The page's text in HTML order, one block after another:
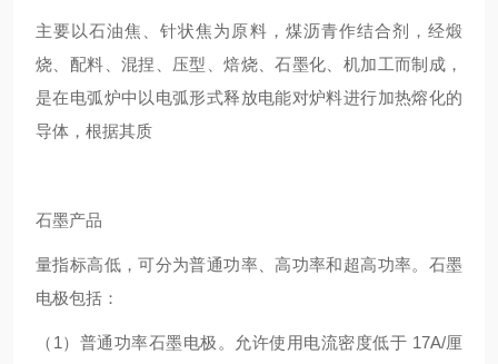
主要以石油焦、针状焦为原料，煤沥青作结合剂，经煅
烧、配料、混捏、压型、焙烧、石墨化、机加工而制成，
是在电弧炉中以电弧形式释放电能对炉料进行加热熔化的
导体，根据其质
石墨产品
量指标高低，可分为普通功率、高功率和超高功率。石墨
电极包括：
（1）普通功率石墨电极。允许使用电流密度低于 17A/厘